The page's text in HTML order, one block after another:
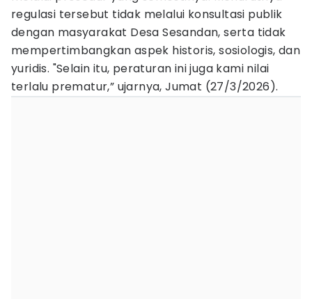
regulasi tersebut tidak melalui konsultasi publik
dengan masyarakat Desa Sesandan, serta tidak
mempertimbangkan aspek historis, sosiologis, dan
yuridis. "Selain itu, peraturan ini juga kami nilai
terlalu prematur,” ujarnya, Jumat (27/3/2026).